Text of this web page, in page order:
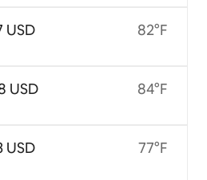
USD
USD
USD
82°F
84°F
77°F